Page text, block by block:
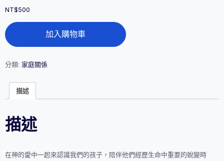
NT$500
青
少
年
母
導
程
量
加入購物車
分類: 家庭關係
描述
描述
在神的愛中一起來認識我們的孩子，陪伴他們經歷生命中重要的蛻變時